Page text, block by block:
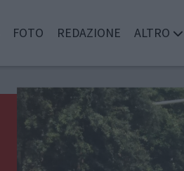
FOTO REDAZIONE ALTRO